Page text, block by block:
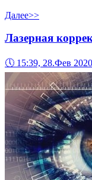
Далее>>
Лазерная
🕔 15:39, 28.Фев 2020